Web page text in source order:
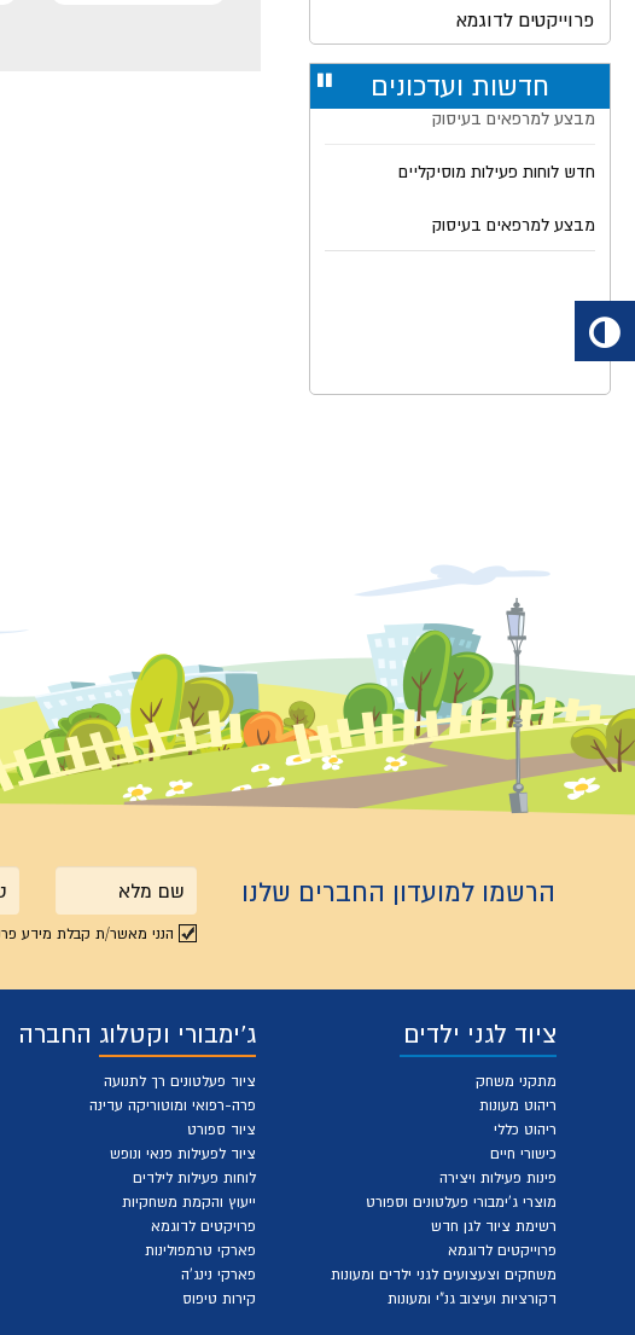
פרוייקטים לדוגמא
עצור
חדשות ועדכונים
מבצע למרפאים בעיסוק
הרשמו למועדון החברים שלנו
שם הנני מאשר/ת קבלת מידע
ציוד לגני ילדים
מתקני משחק
ריהוט מעונות
ריהוט כללי
כישורי חיים
פינות פעילות ויצירה
מוצרי ג'ימבורי פעלטונים וספורט
רשימת ציוד לגן חדש
פרוייקטים לדוגמא
משחקים וצעצועים לגני ילדים ומעונות
דקורציות ועיצוב גנ"י ומעונות
ג'ימבורי וקטלוג החברה
ציוד פעלטונים רך לתנועה
פרה-רפואי ומוטוריקה עדינה
ציוד ספורט
ציוד לפעילות פנאי ונופש
לוחות פעילות לילדים
ייעוץ והקמת משחקיות
פרויקטים לדוגמא
פארקי טרמפולינות
פארקי נינג'ה
קירות טיפוס